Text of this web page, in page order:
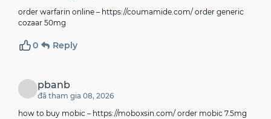
order warfarin online – https://coumamide.com/ order generic
cozaar 50mg
0 Reply
pbanb
đã tham gia 08, 2026
how to buy mobic – https://moboxsin.com/ order mobic 7.5mg